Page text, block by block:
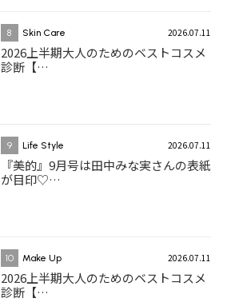
8 Skin Care 2026.07.11
2026上半期大人のためのベストコスメ
診断【…
9 Life Style 2026.07.11
『美的』9月号は田中みな実さんの表紙
が目印♡…
10 Make Up 2026.07.11
2026上半期大人のためのベストコスメ
診断【…